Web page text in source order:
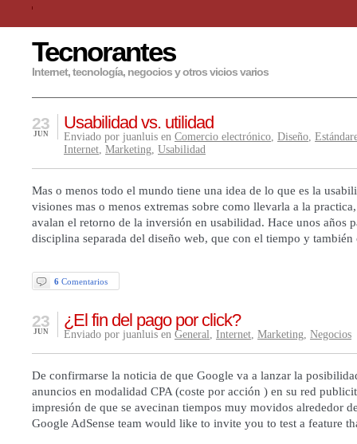
Tecnorantes
Internet, tecnología, negocios y otros vicios varios
Usabilidad vs. utilidad
23
JUN Enviado por juanluis en Comercio electrónico, Diseño,
Internet, Marketing, Usabilidad
Mas o menos todo el mundo tiene una idea de lo que es la
visiones mas o menos extremas sobre como llevarla a la
avalan el retorno de la inversión en usabilidad. Hace unos años
disciplina separada del diseño web, que con el tiempo y
6 Comentarios
¿El fin del pago por click?
23
JUN Enviado por juanluis en General, Internet, Marketing, Negocios
De confirmarse la noticia de que Google va a lanzar la
anuncios en modalidad CPA (coste por acción ) en su red
impresión de que se avecinan tiempos muy movidos alrededor
Google AdSense team would like to invite you to test a feature